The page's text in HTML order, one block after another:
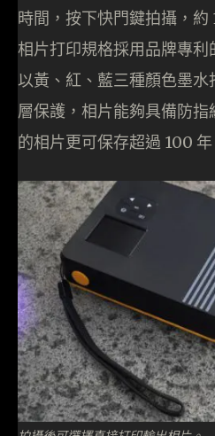
時間，按下快門鍵拍攝，約
相片打印規格採用品牌專利
以黃、紅、藍三種顏色墨
層保護，相片能夠具備防
的相片更可保存超過 100 年